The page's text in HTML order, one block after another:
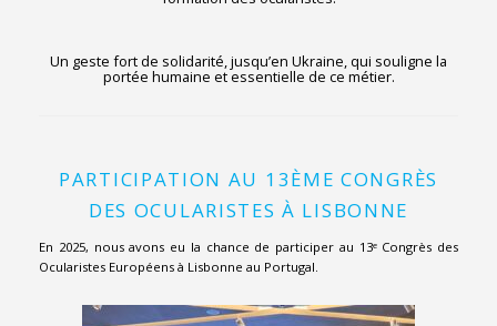
Un geste fort de solidarité, jusqu’en Ukraine, qui souligne la
portée humaine et essentielle de ce métier.
PARTICIPATION AU 13ÈME CONGRÈS
DES OCULARISTES À LISBONNE
En 2025, nous avons eu la chance de participer au 13ᵉ Congrès des
Ocularistes Européens à Lisbonne au Portugal.